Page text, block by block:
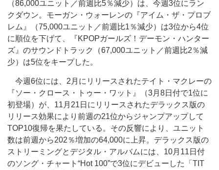
（86,000ユニット／前週比5％減少）は、今週3位にラン
クダウン。モーガン・ウォーレンの『アイム・ザ・プロブ
レム』（75,000ユニット／前週比1％減少）は3位から4位
に順位を下げて、『KPOPガールズ！デーモン・ハンター
ズ』のサウンドトラック（67,000ユニット／前週比2％減
少）は5位をキープした。
今週6位には、2月にリリースされたテイト・マクレーの
『ソー・クロース・トゥー・ワット』（3月8日付で1位に
初登場）が、11月21日にリリースされたデラックス版の
リリース効果により前週の21位からジャンプアップして
TOP10復帰を果たしている。その反響により、ユニット
数は前週から202％増加の64,000に上昇。デラックス版の
ストリーミングとデジタル・アルバムには、10月11日付
のソング・チャート“Hot 100”で3位にデビューした「TIT